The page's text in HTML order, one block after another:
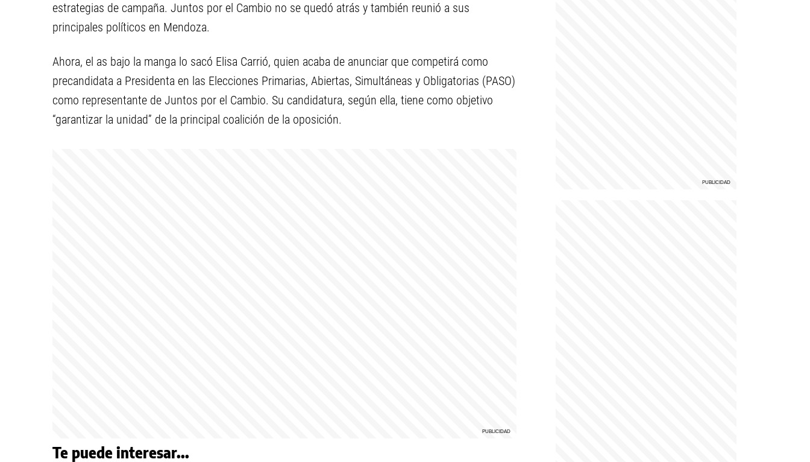
estrategias de campaña. Juntos por el Cambio no se quedó atrás y también reunió a sus
principales políticos en Mendoza.
Ahora, el as bajo la manga lo sacó Elisa Carrió, quien acaba de anunciar que competirá como
precandidata a Presidenta en las Elecciones Primarias, Abiertas, Simultáneas y Obligatorias (PASO)
como representante de Juntos por el Cambio. Su candidatura, según ella, tiene como objetivo
“garantizar la unidad” de la principal coalición de la oposición.
Te puede interesar...